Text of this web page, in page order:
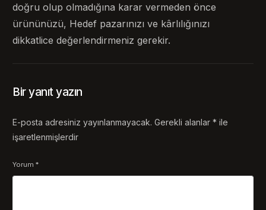
doğru olup olmadığına karar vermeden önce
ürününüzü, Hedef pazarınızı ve kârlılığınızı
dikkatlice değerlendirmeniz gerekir.
Bir yanıt yazın
E-posta adresiniz yayınlanmayacak. Gerekli alanlar* ile
işaretlenmişlerdir
Yorum*